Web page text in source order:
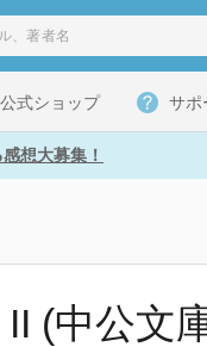
公式ショップ サポ
想大募集！
(中公文